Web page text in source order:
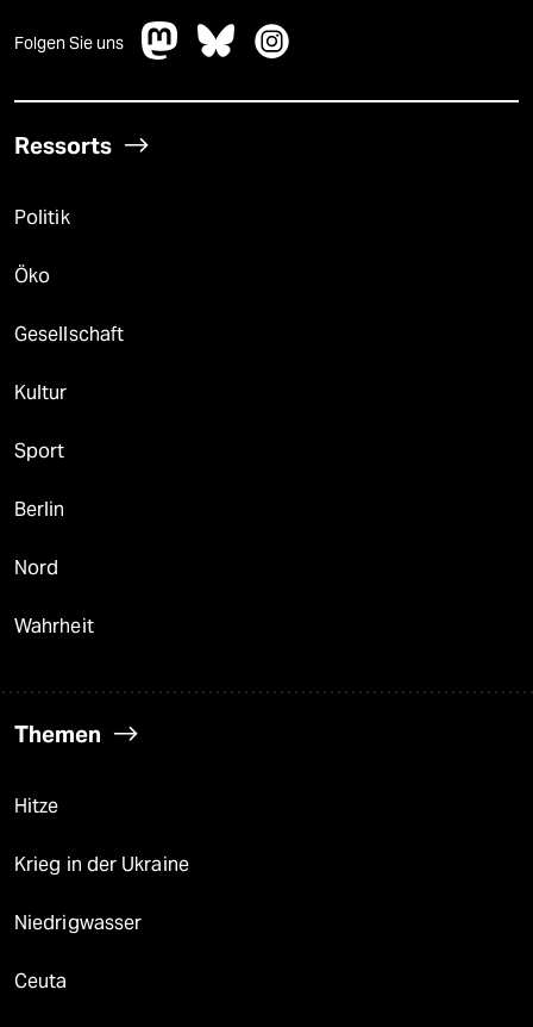
Folgen Sie uns
Ressorts
Politik
Öko
Gesellschaft
Kultur
Sport
Berlin
Nord
Wahrheit
Themen
Hitze
Krieg in der Ukraine
Niedrigwasser
Ceuta